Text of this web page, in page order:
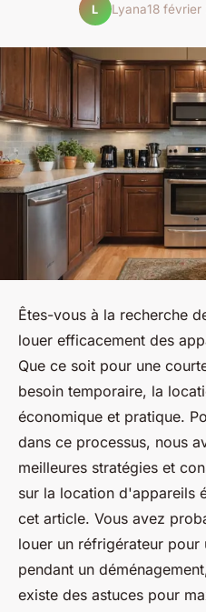
L Lyana18 février
Êtes-vous à la recherche
louer efficacement des
Que ce soit pour une
besoin temporaire, la
économique et pratique.
dans ce processus, nous
meilleures stratégies et
sur la location d'appareils
cet article. Vous avez
louer un réfrigérateur
pendant un
existe des astuces pour